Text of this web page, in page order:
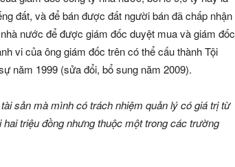
đất, và để bán được đất người bán đã chấp nhận
nước để được giám đốc duyệt mua và giám đốc
vi của ông giám đốc trên có thể cấu thành Tội
năm 1999 (sửa đổi, bổ sung năm 2009).
sản mà mình có trách nhiệm quản lý có giá trị từ
triệu đồng nhưng thuộc một trong các trường